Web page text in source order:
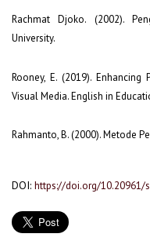
Rachmat Djoko. (2002).
University.
Rooney, E. (2019).
Visual Media. English in
Rahmanto, B. (2000). Metode
DOI: https://doi.org/10.20961/